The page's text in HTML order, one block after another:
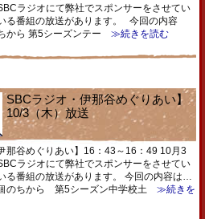
ラジオにて弊社でスポンサーをさせてい
る番組の放送があります。 今回の内容
から 第5シーズンテー
≫続きを読む
SBCラジオ・伊那谷めぐりあい】
10/3（木）放送
那谷めぐりあい】16：43～16：49 10月3
ラジオにて弊社でスポンサーをさせてい
る番組の放送があります。 今回の内容は…
のちから 第5シーズン中学校土
≫続きを